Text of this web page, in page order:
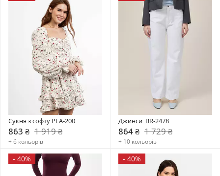
Сукня з софту PLA-200
863 ₴ 1 919 ₴
+ 6 кольорів
Джинси  BR-2478
864 ₴ 1 729 ₴
+ 10 кольорів
- 40% - 40%